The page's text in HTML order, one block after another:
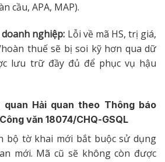
cầu, APA, MAP).
nghiệp: Lỗi về mã HS, trị giá,
thuế sẽ bị soi kỹ hơn qua dữ
lưu trữ đầy đủ để phục vụ hậu
Hải quan theo Thông báo
văn 18074/CHQ-GSQL
bộ tờ khai mới bắt buộc sử dụng
mới. Mã cũ sẽ không còn được